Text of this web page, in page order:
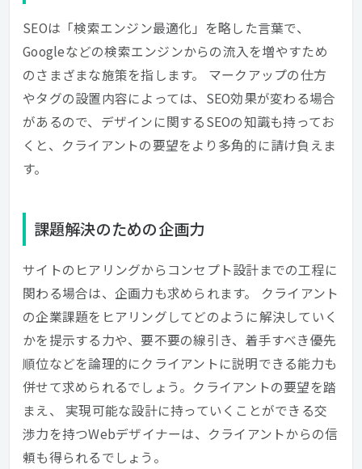
SEOは「検索エンジン最適化」を略した言葉で、
Googleなどの検索エンジンからの流入を増やすため
のさまざまな施策を指します。 マークアップの仕方
やタグの設置内容によっては、SEO効果が変わる場合
があるので、デザインに関するSEOの知識も持ってお
くと、クライアントの要望をより多角的に請け負えま
す。
課題解決のための企画力
サイトのヒアリングからコンセプト設計までの工程に
関わる場合は、企画力も求められます。 クライアント
の企業課題をヒアリングしてどのように解決していく
かを提示する力や、要不要の線引き、着手すべき優先
順位などを論理的にクライアントに説明できる能力も
併せて求められるでしょう。クライアントの要望を踏
まえ、 実現可能な設計に持っていくことができる交
渉力を持つWebデザイナーは、クライアントからの信
頼も得られるでしょう。